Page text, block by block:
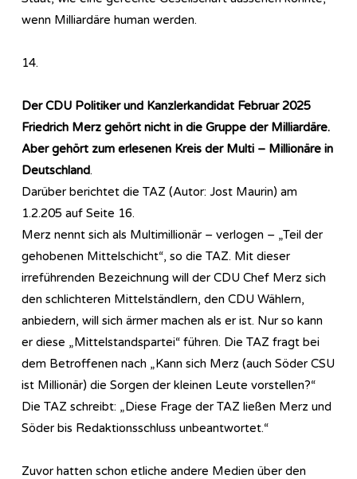
wenn Milliardäre human werden.
14.
Der CDU Politiker und Kanzlerkandidat Februar 2025
Friedrich Merz gehört nicht in die Gruppe der Milliardäre.
Aber gehört zum erlesenen Kreis der Multi – Millionäre in
Deutschland.
Darüber berichtet die TAZ (Autor: Jost Maurin) am
1.2.205 auf Seite 16.
Merz nennt sich als Multimillionär – verlogen – „Teil der
gehobenen Mittelschicht“, so die TAZ. Mit dieser
irreführenden Bezeichnung will der CDU Chef Merz sich
den schlichteren Mittelständlern, den CDU Wählern,
anbiedern, will sich ärmer machen als er ist. Nur so kann
er diese „Mittelstandspartei“ führen. Die TAZ fragt bei
dem Betroffenen nach „Kann sich Merz (auch Söder CSU
ist Millionär) die Sorgen der kleinen Leute vorstellen?“
Die TAZ schreibt: „Diese Frage der TAZ ließen Merz und
Söder bis Redaktionsschluss unbeantwortet.“
Zuvor hatten schon etliche andere Medien über den